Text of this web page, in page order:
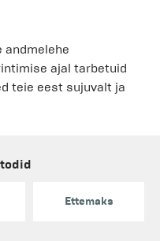
andmelehe
ajal tarbetuid
teie eest sujuvalt ja
Ettemaks